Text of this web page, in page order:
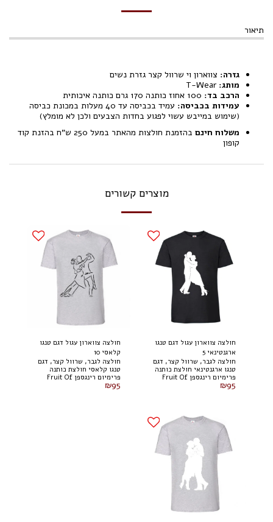
תיאור
גזרה: צווארון וי שרוול קצר גזרת נשים
מותג:
הרכב בד:
עמידות בכביסה:
עמיד בכביסה עד 40 מעלות במכונת כביסה
(שימוש במייבש עשוי לפגוע בחדות הצבעים ולכן לא מומלץ)
משלוח חינם
בהזמנת חולצות מהאתר במעל 250 ש"ח בהזנת קוד
קופון
מוצרים קשורים
חולצה צווארון עגול דגם טנגו
ארגנטינאי 5
חולצה לגבר, שרוול קצר, דגם
טנגו ארגנטינאי חולצת כותנה
פרימיום רינגספן Fruit Of
The Loom
₪95
חולצה צווארון עגול דגם טנגו
קלאסי 10
חולצה לגבר, שרוול קצר, דגם
טנגו קלאסי חולצת כותנה
פרימיום רינגספן Fruit Of
The Loom
₪95